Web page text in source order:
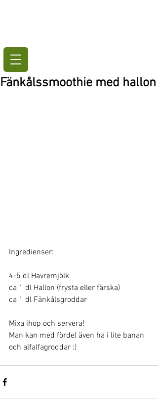
Fänkålssmoothie med hallon
Ingredienser:
4-5 dl Havremjölk
ca 1 dl Hallon (frysta eller färska)
ca 1 dl Fänkålsgroddar
Mixa ihop och servera!
Man kan med fördel även ha i lite banan
och alfalfagroddar :)